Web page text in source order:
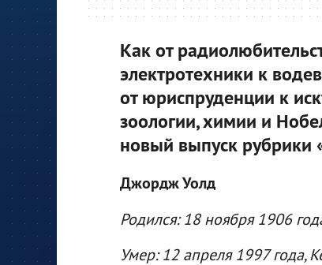
Как от
электротехники к
от юриспруденции к
зоологии, химии и
новый выпуск рубрики
Джордж Уолд
Родился: 18 ноября 1906
Умер: 12 апреля 1997 года,